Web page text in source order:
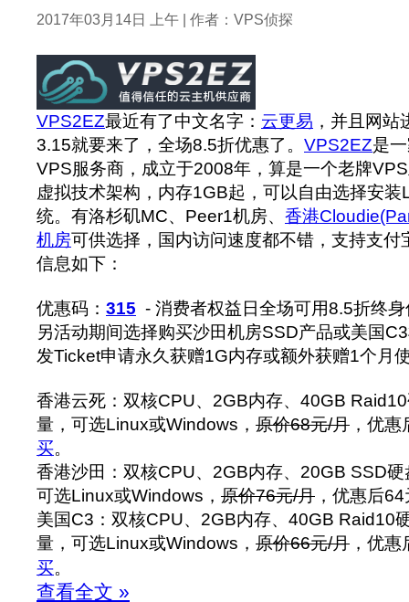
2017年03月14日 上午 | 作者：VPS侦探
VPS2EZ最近有了中文名字： 云更易 ，并且网
3.15就要来了，全场8.5折优惠了。 VPS2EZ是
VPS服务商，成立于2008年，算是一个老牌
虚拟技术架构，内存1GB起，可以自由选择安
统。有洛杉矶MC、Peer1机房、 香港
机房可供选择，国内访问速度都不错，支持支付
信息如下：
优惠码： 315 - 消费者权益日全场可用8.5折终
另活动期间选择购买沙田机房SSD产品或美国
发Ticket申请永久获赠1G内存或额外获赠1个月
香港云死：双核CPU、2GB内存、40GB
量，可选Linux或Windows， 原价68元/月 ，优
买。
香港沙田：双核CPU、2GB内存、20GB SSD
可选Linux或Windows， 原价76元/月 ，优惠后
美国C3：双核CPU、2GB内存、40GB Raid10
量，可选Linux或Windows， 原价66元/月 ，优
买。
查看全文 »